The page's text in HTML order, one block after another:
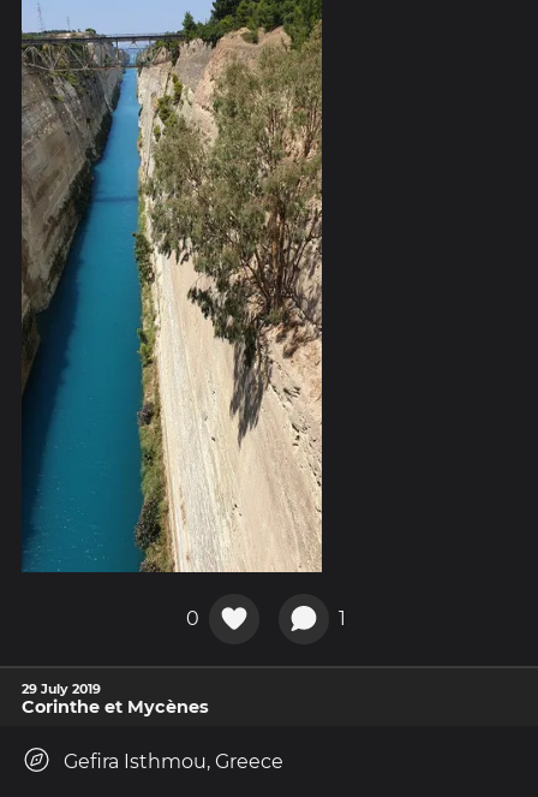
0 1
29 July 2019
Corinthe et Mycènes
Gefira Isthmou, Greece